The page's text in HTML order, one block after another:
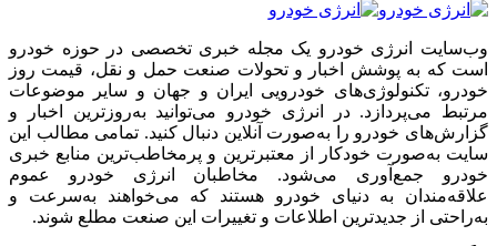
وب‌سایت انرژی خودرو یک مجله خبری تخصصی در حوزه خودرو
است که به پوشش اخبار و تحولات صنعت حمل و نقل، قیمت روز
خودرو، تکنولوژی‌های خودرویی ایران و جهان و سایر موضوعات
مرتبط می‌پردازد. در انرژی خودرو می‌توانید به‌روزترین اخبار و
گزارش‌های خودرو را به‌صورت آنلاین دنبال کنید. تمامی مطالب این
سایت به‌صورت خودکار از معتبرترین و پرمخاطب‌ترین منابع خبری
خودرو جمع‌آوری می‌شود. مخاطبان انرژی خودرو عموم
علاقه‌مندان به دنیای خودرو هستند که می‌خواهند به‌سرعت و
به‌راحتی از جدیدترین اطلاعات و تغییرات این صنعت مطلع شوند.